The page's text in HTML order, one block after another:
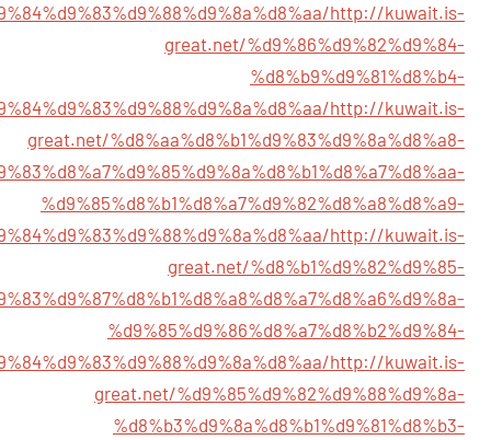
http://kuwait.is-
great.net/%d9%86%d9%82%d9%84-
%d8%b9%d9%81%d8%b4-
http://kuwait.is-
great.net/%d8%aa%d8%b1%d9%83%d9%8a%d8%a8-
%d9%85%d8%b1%d8%a7%d9%82%d8%a8%d8%a9-
http://kuwait.is-
great.net/%d8%b1%d9%82%d9%85-
%d9%85%d9%86%d8%a7%d8%b2%d9%84-
http://kuwait.is-
great.net/%d9%85%d9%82%d9%88%d9%8a-
%d8%b3%d9%8a%d8%b1%d9%81%d8%b3-